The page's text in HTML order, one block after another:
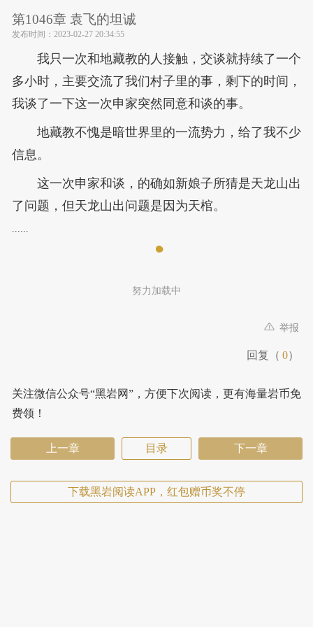
第1046章 袁飞的坦诚
发布时间： 2023-02-27 20:34:55
我只一次和地藏教的人接触，交谈就持续了一个
多小时，主要交流了我们村子里的事，剩下的时间，
我谈了一下这一次申家突然同意和谈的事。
地藏教不愧是暗世界里的一流势力，给了我不少
信息。
这一次申家和谈，的确如新娘子所猜是天龙山出
了问题，但天龙山出问题是因为天棺。
......
努力加载中
举报
回复（ 0）
关注微信公众号“黑岩网”，方便下次阅读，更有海量岩币免
费领！
上一章 目录 下一章
下载黑岩阅读APP，红包赠币奖不停